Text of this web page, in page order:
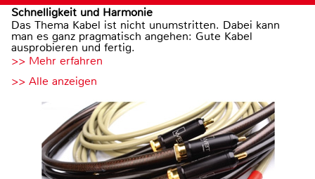
Schnelligkeit und Harmonie
Das Thema Kabel ist nicht unumstritten. Dabei kann
man es ganz pragmatisch angehen: Gute Kabel
ausprobieren und fertig.
>> Mehr erfahren
>> Alle anzeigen